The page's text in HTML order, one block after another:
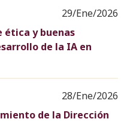
29/Ene/2026
ética y buenas
de la IA en
28/Ene/2026
de la Dirección